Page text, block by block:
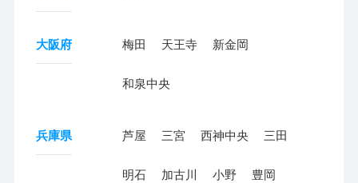
大阪府 梅田 天王寺 新金岡
和泉中央
兵庫県 芦屋 三宮 西神中央 三田
明石 加古川 小野 豊岡